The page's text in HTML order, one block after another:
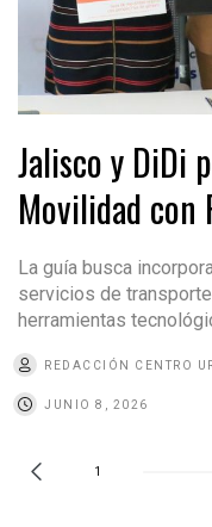
Jalisco y DiDi
Movilidad con
La guía busca
servicios de
herramientas
REDACCIÓN CENTRO
JUNIO 8, 2026
1